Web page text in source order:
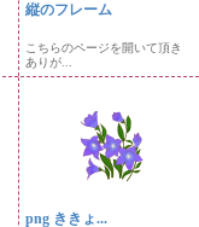
縦のフレーム
こちらのページを開いて頂き
ありが...
png ききょ...